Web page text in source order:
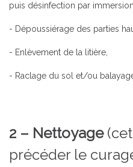
puis désinfection par
- Dépoussiérage des parties
- Enlèvement de la litière,
- Raclage du sol et/ou
2 – Nettoyage
précéder le